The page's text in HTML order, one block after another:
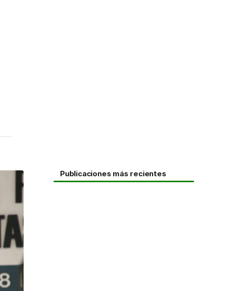
Publicaciones más recientes